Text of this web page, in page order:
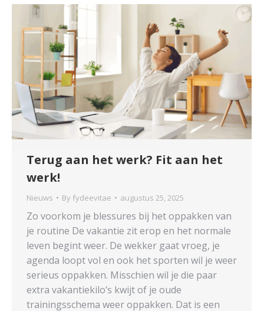
Terug aan het werk? Fit aan het
werk!
Nieuws By fydeevitae augustus 25, 2025
Zo voorkom je blessures bij het oppakken van
je routine De vakantie zit erop en het normale
leven begint weer. De wekker gaat vroeg, je
agenda loopt vol en ook het sporten wil je weer
serieus oppakken. Misschien wil je die paar
extra vakantiekilo’s kwijt of je oude
trainingsschema weer oppakken. Dat is een